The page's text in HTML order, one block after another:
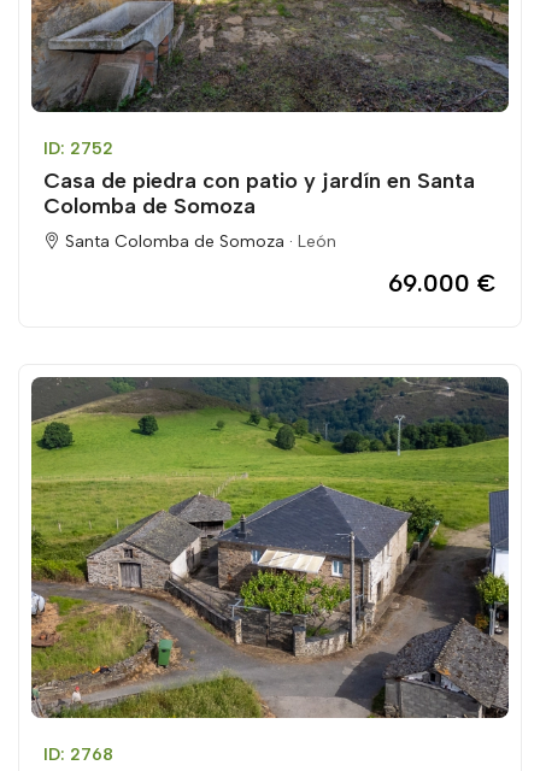
ID: 2752
Casa de piedra con patio y jardín en Santa
Colomba de Somoza
Santa Colomba de Somoza · León
69.000 €
ID: 2768